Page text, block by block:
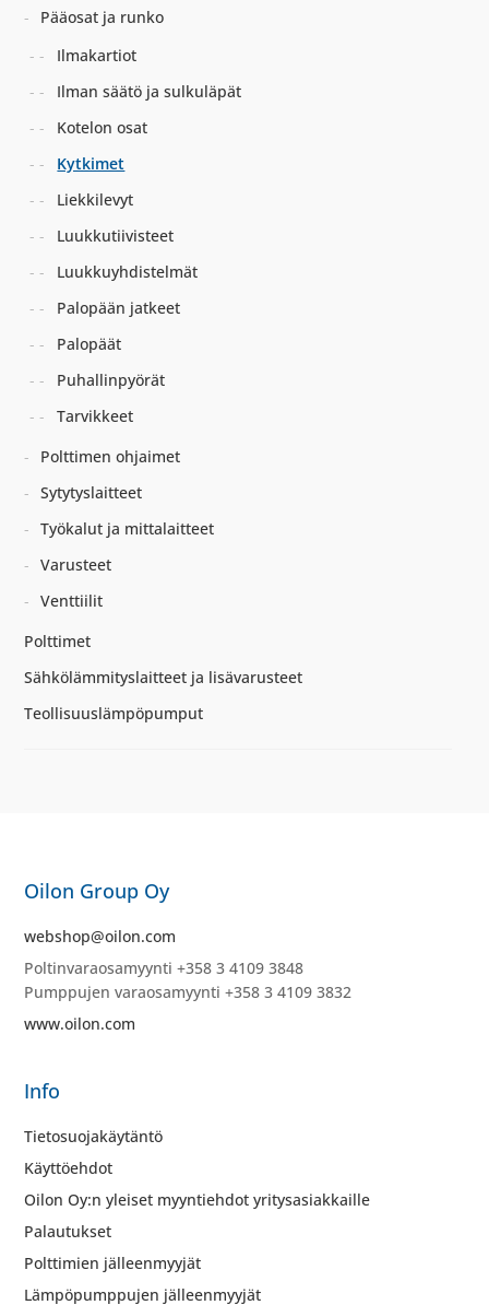
Pääosat ja runko
Ilmakartiot
Ilman säätö ja sulkuläpät
Kotelon osat
Kytkimet
Liekkilevyt
Luukkutiivisteet
Luukkuyhdistelmät
Palopään jatkeet
Palopäät
Puhallinpyörät
Tarvikkeet
Polttimen ohjaimet
Sytytyslaitteet
Työkalut ja mittalaitteet
Varusteet
Venttiilit
Polttimet
Sähkölämmityslaitteet ja lisävarusteet
Teollisuuslämpöpumput
Oilon Group Oy
webshop@oilon.com
Poltinvaraosamyynti +358 3 4109 3848
Pumppujen varaosamyynti +358 3 4109 3832
www.oilon.com
Info
Tietosuojakäytäntö
Käyttöehdot
Oilon Oy:n yleiset myyntiehdot yritysasiakkaille
Palautukset
Polttimien jälleenmyyjät
Lämpöpumppujen jälleenmyyjät